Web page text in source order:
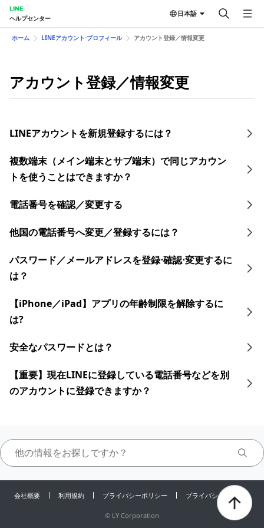
LINE
ヘルプセンター
日本語
ホーム LINEアカウント⋅プロフィール アカウント登録／情報変更
アカウント登録／情報変更
LINEアカウントを新規登録するには？
複数端末（メイン端末とサブ端末）で同じアカウン
トを使うことはできますか？
電話番号を確認／変更する
他国の電話番号へ変更／登録するには？
​パスワード／​メールアドレスを登録⋅確認⋅変更す るに
は？
【iPhone／iPad】アプリの年齢制限を解除するに
は?
安全なパスワードとは？
【重要】現在LINEに登録している電話番号などを別
のアカウントに登録できますか？
会社概要 利用規約 プライバシーポリシー プライバシーセンター
© LY Corporation